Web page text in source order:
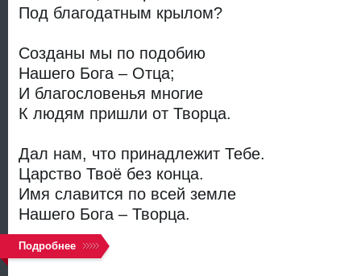
Под благодатным крылом?
Созданы мы по подобию
Нашего Бога – Отца;
И благословенья многие
К людям пришли от Творца.
Дал нам, что принадлежит Тебе.
Царство Твоё без конца.
Имя славится по всей земле
Нашего Бога – Творца.
Подробнее